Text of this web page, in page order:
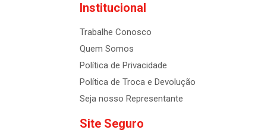
Institucional
Trabalhe Conosco
Quem Somos
Política de Privacidade
Política de Troca e Devolução
Seja nosso Representante
Site Seguro